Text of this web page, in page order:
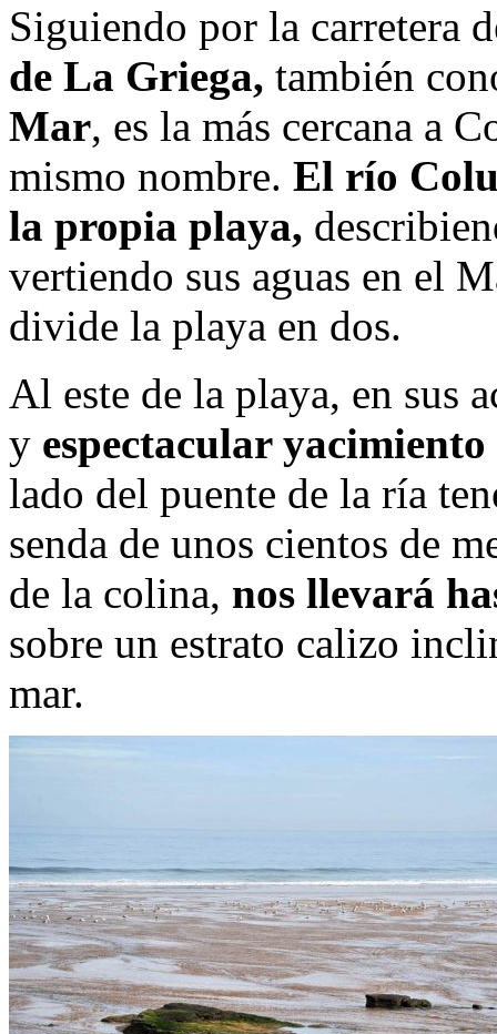
Siguiendo por la carretera
de La Griega, también
Mar, es la más cercana a
mismo nombre. El río
la propia playa,
vertiendo sus aguas en el
divide la playa en dos.
Al este de la playa, en sus
y espectacular
lado del puente de la ría
senda de unos cientos de
de la colina, nos llevará
sobre un estrato calizo
mar.